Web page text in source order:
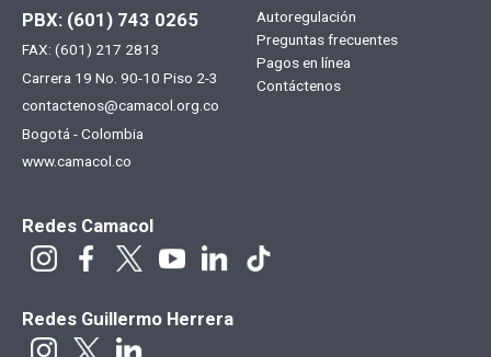
PBX: (601) 743 0265
FAX: (601) 217 2813
Carrera 19 No. 90-10 Piso 2-3
contactenos@camacol.org.co
Bogotá - Colombia
www.camacol.co
Menú
footer
Autoregulación
Preguntas frecuentes
Pagos en línea
Contáctenos
Redes Camacol
Redes Guillermo Herrera